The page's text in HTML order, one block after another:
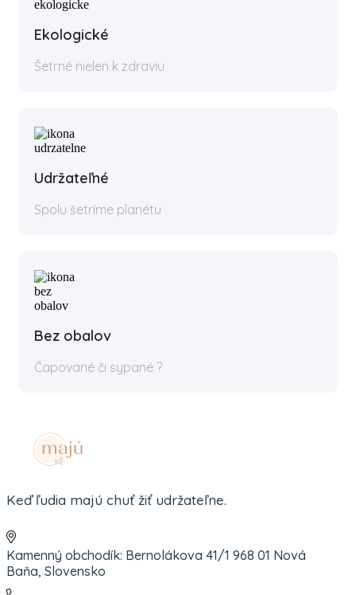
Ekologické
Šetrné nielen k zdraviu
Udržateľné
Spolu šetríme planétu
Bez obalov
Čapované či sypané ?
Keď ľudia majú chuť žiť udržateľne.
Kamenný obchodík: Bernolákova 41/1 968 01 Nová
Baňa, Slovensko